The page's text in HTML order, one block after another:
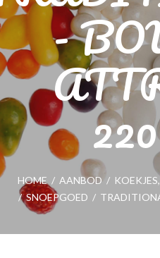
-
HOME / AANBOD /
/ SNOEPGOED /